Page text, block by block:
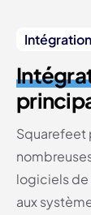
Squarefeet
logiciels
aux